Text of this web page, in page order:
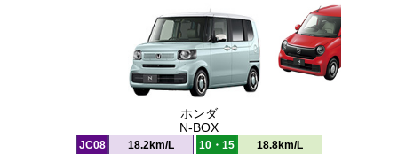
ホンダ
N-BOX
JC08 18.2km/L 10・15 18.8km/L